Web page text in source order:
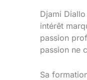
Djami
intérêt
passion
passion ne
Sa